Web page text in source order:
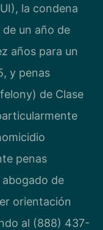
la condena
un año de
años para un
y penas
de Clase
penas
de
orientación
al (888) 437-